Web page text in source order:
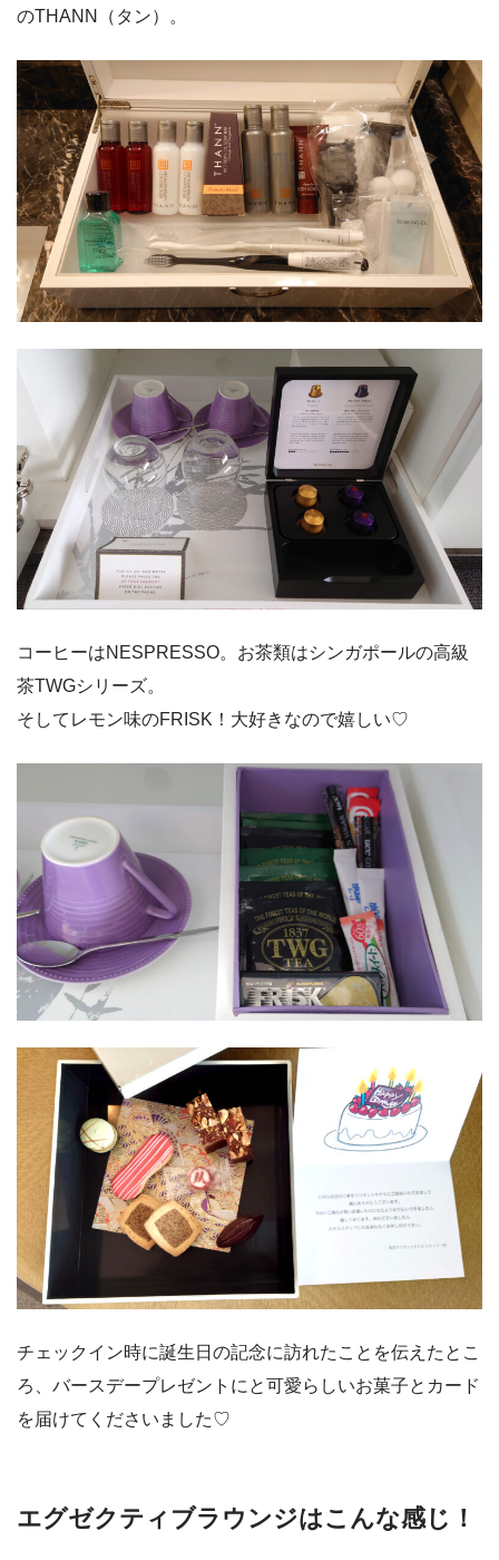
のTHANN（タン）。
コーヒーはNESPRESSO。お茶類はシンガポールの高級
茶TWGシリーズ。
そしてレモン味のFRISK！大好きなので嬉しい♡
チェックイン時に誕生日の記念に訪れたことを伝えたとこ
ろ、バースデープレゼントにと可愛らしいお菓子とカード
を届けてくださいました♡
エグゼクティブラウンジはこんな感じ！